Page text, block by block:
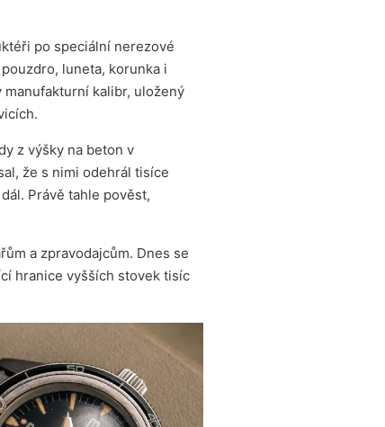
po speciální nerezové
luneta, korunka i
kalibr, uložený
z výšky na beton v
že s nimi odehrál tisíce
Právě tahle pověst,
a zpravodajcům. Dnes se
hranice vyšších stovek tisíc